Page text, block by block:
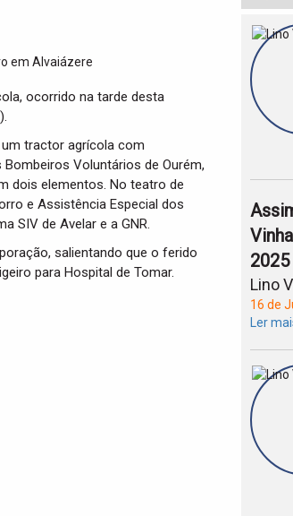
ocorrido na tarde desta
tractor agrícola com
Voluntários de Ourém,
dois elementos. No teatro de
e Assistência Especial dos
SIV de Avelar e a GNR.
salientando que o ferido
para Hospital de Tomar.
2025
Lino
16 de
Ler